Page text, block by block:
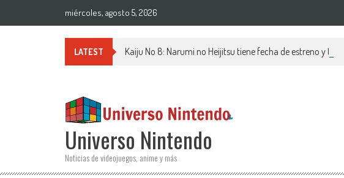
miércoles, agosto 5, 2026
LATEST Kaiju No 8: Narumi no Heijitsu tiene fecha de estreno y tráiler
Universo Nintendo
Noticias de videojuegos, anime y más